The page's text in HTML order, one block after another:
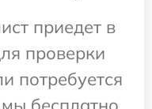
приедет в
проверки
потребуется